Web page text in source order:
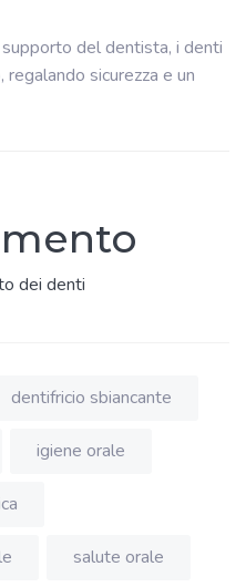
del dentista, i denti
sicurezza e un
dei denti
dentifricio sbiancante
igiene orale
salute orale